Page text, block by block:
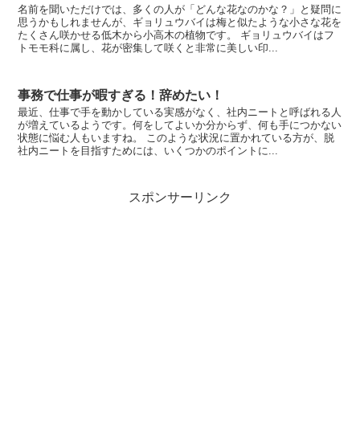
名前を聞いただけでは、多くの人が「どんな花なのかな？」と疑問に
思うかもしれませんが、ギョリュウバイは梅と似たような小さな花を
たくさん咲かせる低木から小高木の植物です。 ギョリュウバイはフ
トモモ科に属し、花が密集して咲くと非常に美しい印...
事務で仕事が暇すぎる！辞めたい！
最近、仕事で手を動かしている実感がなく、社内ニートと呼ばれる人
が増えているようです。何をしてよいか分からず、何も手につかない
状態に悩む人もいますね。 このような状況に置かれている方が、脱
社内ニートを目指すためには、いくつかのポイントに...
スポンサーリンク